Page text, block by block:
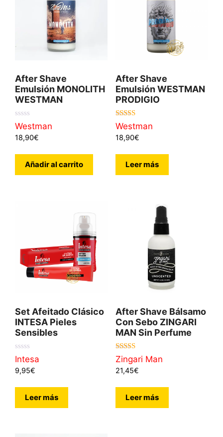
After Shave
Emulsión MONOLITH
WESTMAN
0
d
e
Westman
18,90€
Añadir al carrito
After Shave
Emulsión WESTMAN
PRODIGIO
5.00
de 5
Westman
18,90€
Leer más
Set Afeitado Clásico
INTESA Pieles
Sensibles
0
d
e
Intesa
9,95€
Leer más
After Shave Bálsamo
Con Sebo ZINGARI
MAN Sin Perfume
5.00
de 5
Zingari Man
21,45€
Leer más